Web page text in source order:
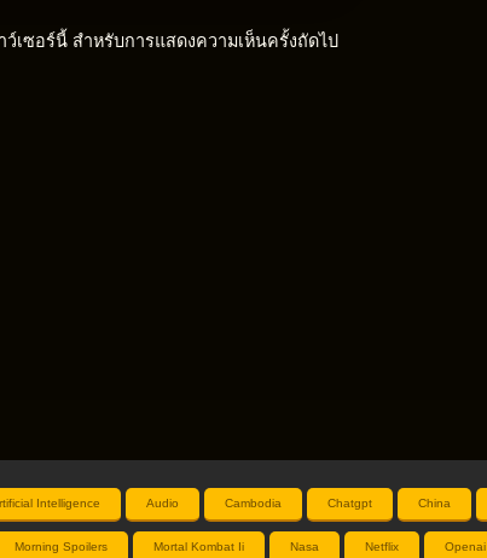
เซอร์นี้ สำหรับการแสดงความเห็นครั้งถัดไป
Intelligence Audio Cambodia Chatgpt China
Morning Spoilers Mortal Kombat Ii Nasa Netflix Openai